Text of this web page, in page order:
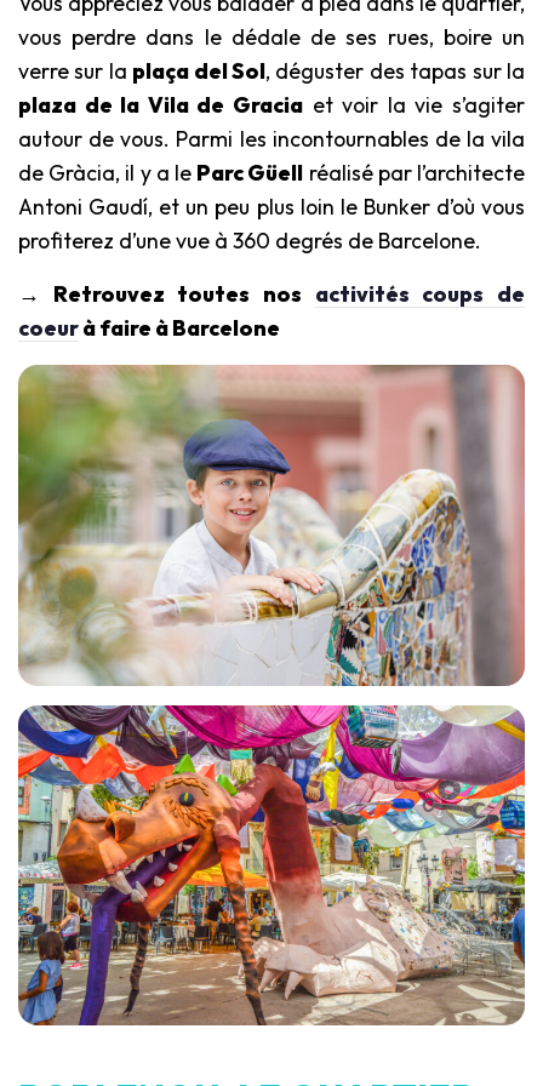
vous perdre dans le dédale de ses rues, boire un
verre sur la plaça del Sol, déguster des tapas sur la
plaza de la Vila de Gracia et voir la vie s’agiter
autour de vous. Parmi les incontournables de la vila
de Gràcia, il y a le Parc Güell réalisé par l’architecte
Antoni Gaudí, et un peu plus loin le Bunker d’où vous
profiterez d’une vue à 360 degrés de Barcelone.
→ Retrouvez toutes nos activités coups de
coeurà faire à Barcelone